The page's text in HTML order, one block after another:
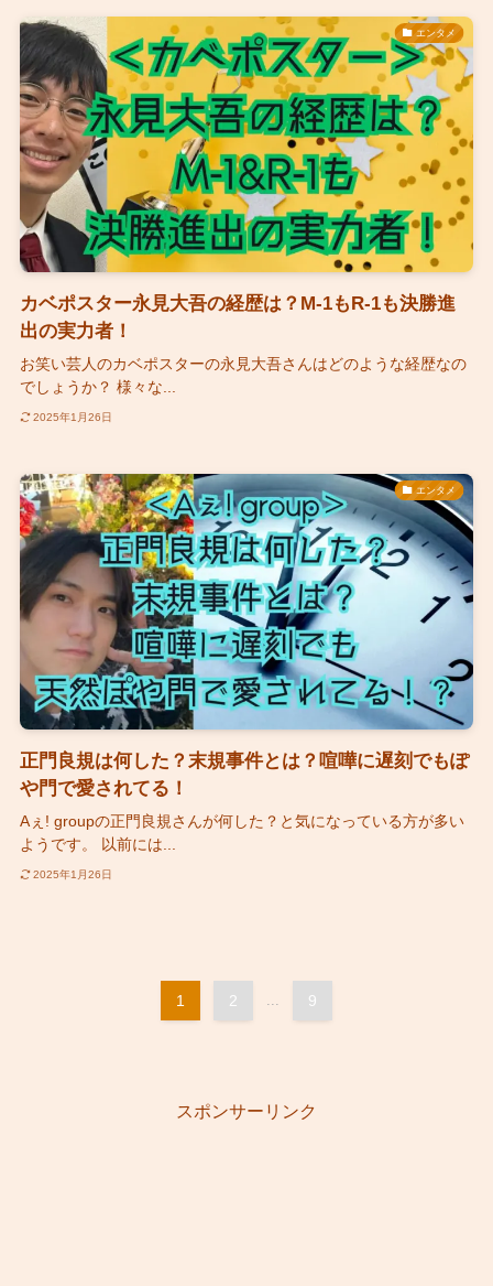
エンタメ
カベポスター永見大吾の経歴は？M-1もR-1も決勝進
出の実力者！
お笑い芸人のカベポスターの永見大吾さんはどのような経歴なの
でしょうか？ 様々な...
2025年1月26日
エンタメ
正門良規は何した？末規事件とは？喧嘩に遅刻でもぽ
や門で愛されてる！
Aぇ! groupの正門良規さんが何した？と気になっている方が多い
ようです。 以前には...
2025年1月26日
1 2 9
スポンサーリンク